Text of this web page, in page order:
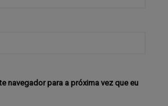
navegador para a próxima vez que eu